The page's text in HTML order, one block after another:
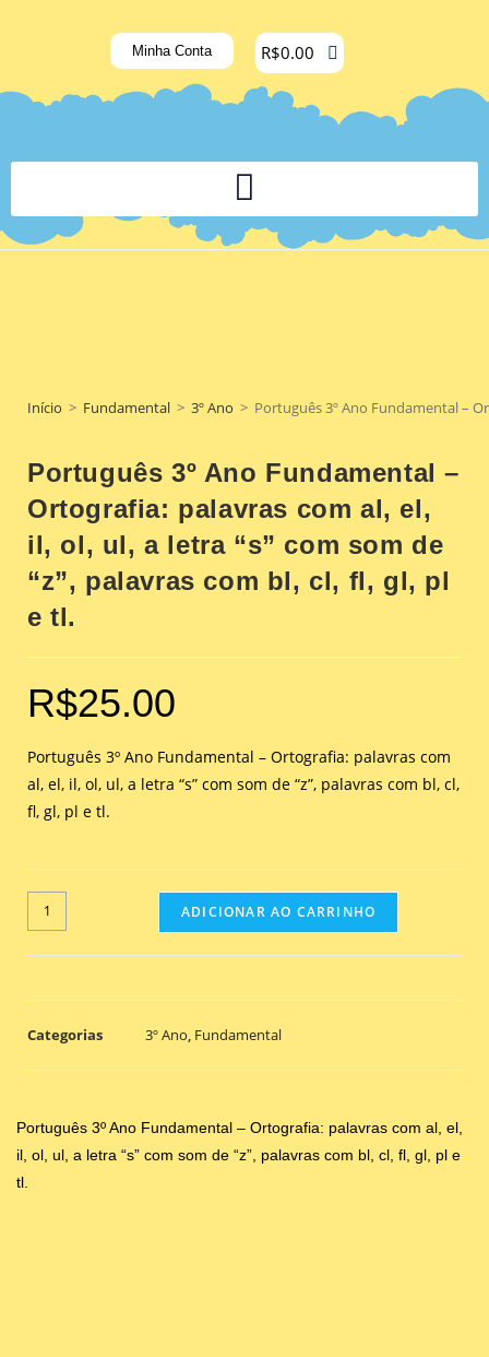
Minha Conta R$0.00
Início > Fundamental > 3º Ano > Português 3º Ano Fundamental –
Português 3º Ano Fundamental –
Ortografia: palavras com al, el,
il, ol, ul, a letra “s” com som de
“z”, palavras com bl, cl, fl, gl, pl
e tl.
R$25.00
Português 3º Ano Fundamental – Ortografia: palavras com
al, el, il, ol, ul, a letra “s” com som de “z”, palavras com bl, cl,
fl, gl, pl e tl.
ADICIONAR AO CARRINHO
Categorias 3º Ano Fundamental
Português 3º Ano Fundamental – Ortografia: palavras com al, el,
il, ol, ul, a letra “s” com som de “z”, palavras com bl, cl, fl, gl, pl e
tl.